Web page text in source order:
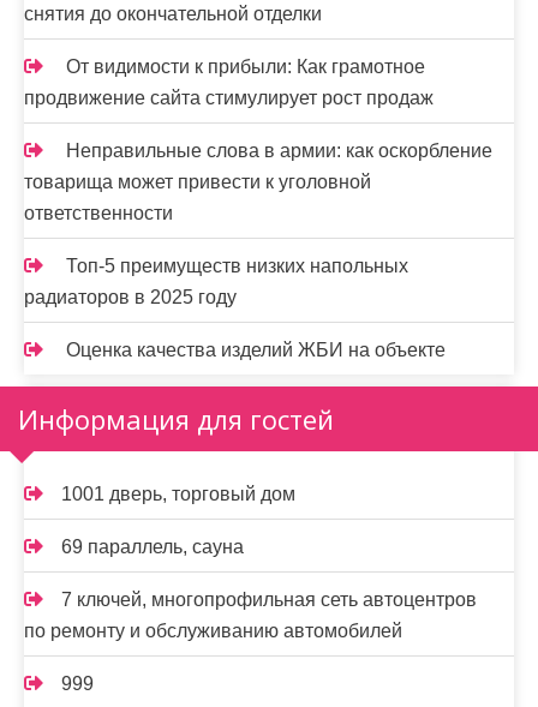
снятия до окончательной отделки
От видимости к прибыли: Как грамотное
продвижение сайта стимулирует рост продаж
Неправильные слова в армии: как оскорбление
товарища может привести к уголовной
ответственности
Топ-5 преимуществ низких напольных
радиаторов в 2025 году
Оценка качества изделий ЖБИ на объекте
Информация для гостей
1001 дверь, торговый дом
69 параллель, сауна
7 ключей, многопрофильная сеть автоцентров
по ремонту и обслуживанию автомобилей
999